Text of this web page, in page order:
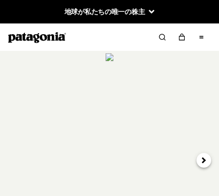
地球が私たちの唯一の株主
次へ